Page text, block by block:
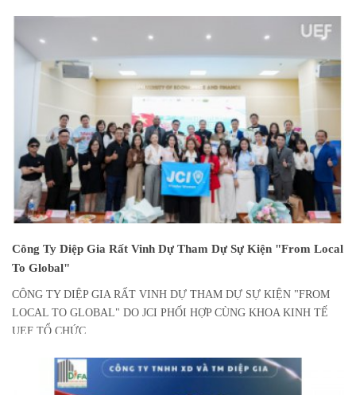
Công Ty Diệp Gia Rất Vinh Dự Tham Dự Sự Kiện "From Local
To Global"
CÔNG TY DIỆP GIA RẤT VINH DỰ THAM DỰ SỰ KIỆN "FROM
LOCAL TO GLOBAL" DO JCI PHỐI HỢP CÙNG KHOA KINH TẾ
UEF TỔ CHỨC